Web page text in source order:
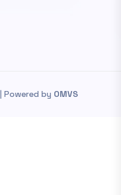
| Powered by OMVS